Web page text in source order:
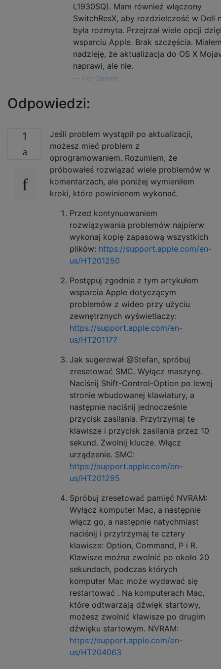
L1930SQ). Mam również włączony
SwitchResX, aby rozdzielczość w Dell
była rozmyta. Przejrzał wiele opcji
wsparciu Apple. Brak szczęścia.
nadzieję, że aktualizacja do OS X
naprawi, ale nie.
Rick Gladwin,
Odpowiedzi:
1
Jeśli problem wystąpił po aktualizacji,
możesz mieć problem z
oprogramowaniem. Rozumiem, że
próbowałeś rozwiązać wiele problemów w
komentarzach, ale poniżej wymieniłem
kroki, które powinienem wykonać.
Przed kontynuowaniem
rozwiązywania problemów najpierw
wykonaj kopię zapasową wszystkich
plików: https://support.apple.com/en-
us/HT201250
Postępuj zgodnie z tym artykułem
wsparcia Apple dotyczącym
problemów z wideo przy użyciu
zewnętrznych wyświetlaczy:
https://support.apple.com/en-
us/HT201177
Jak sugerował @Stefan, spróbuj
zresetować SMC. Wyłącz maszynę.
Naciśnij Shift-Control-Option po lewej
stronie wbudowanej klawiatury, a
następnie naciśnij jednocześnie
przycisk zasilania. Przytrzymaj te
klawisze i przycisk zasilania przez 10
sekund. Zwolnij klucze. Włącz
urządzenie. SMC:
https://support.apple.com/en-
us/HT201295
Spróbuj zresetować pamięć NVRAM:
Wyłącz komputer Mac, a następnie
włącz go, a następnie natychmiast
naciśnij i przytrzymaj te cztery
klawisze: Option, Command, P i R.
Klawisze można zwolnić po około 20
sekundach, podczas których
komputer Mac może wydawać się
restartować . Na komputerach Mac,
które odtwarzają dźwięk startowy,
możesz zwolnić klawisze po drugim
dźwięku startowym. NVRAM:
https://support.apple.com/en-
us/HT204063